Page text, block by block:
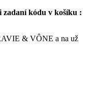
zadaní kódu v košíku :
& VÔNE a na už